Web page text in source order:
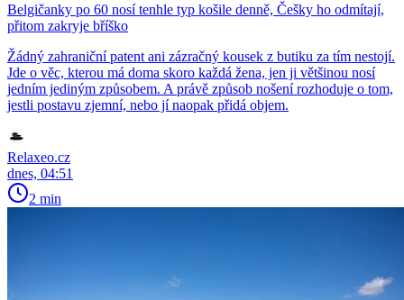
Belgičanky po 60 nosí tenhle typ košile denně, Češky ho odmítají,
přitom zakryje bříško
Žádný zahraniční patent ani zázračný kousek z butiku za tím nestojí.
Jde o věc, kterou má doma skoro každá žena, jen ji většinou nosí
jedním jediným způsobem. A právě způsob nošení rozhoduje o tom,
jestli postavu zjemní, nebo jí naopak přidá objem.
Relaxeo.cz
dnes, 04:51
2 min